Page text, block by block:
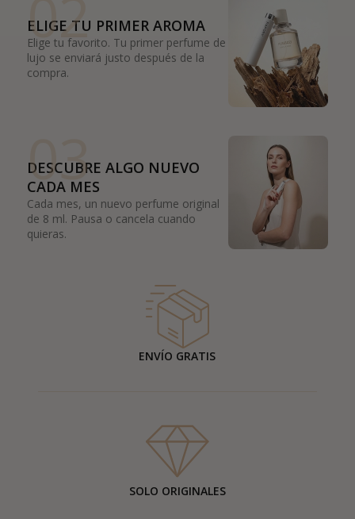
02
ELIGE TU PRIMER AROMA
Elige tu favorito. Tu primer perfume de
lujo se enviará justo después de la
compra.
03
DESCUBRE ALGO NUEVO
CADA MES
Cada mes, un nuevo perfume original
de 8 ml. Pausa o cancela cuando
quieras.
ENVÍO GRATIS
SOLO ORIGINALES